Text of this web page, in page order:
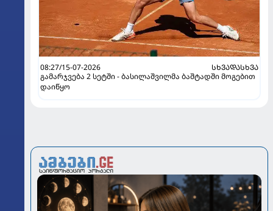
08:27/15-07-2026
ᲡᲮᲕᲐᲓᲐᲡᲮᲕᲐ
გამარჯვება 2 სეტში - ბასილაშვილმა ბაშტადში მოგებით
დაიწყო